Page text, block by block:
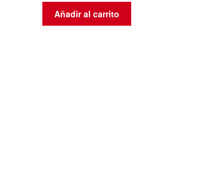
Añadir al carrito